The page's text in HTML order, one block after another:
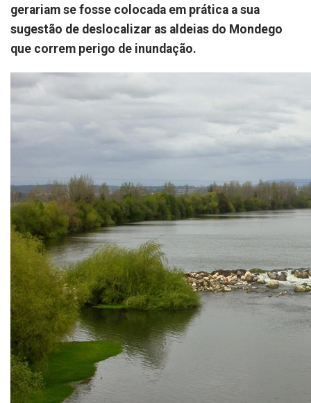
gerariam se fosse colocada em prática a sua
sugestão de deslocalizar as aldeias do Mondego
que correm perigo de inundação.